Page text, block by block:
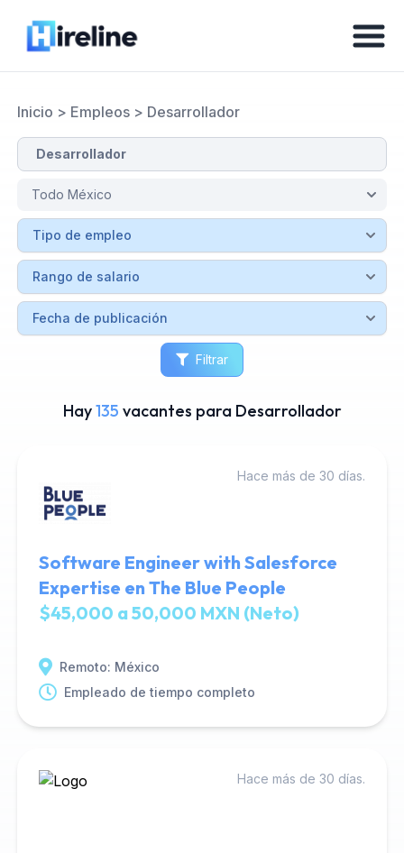
Inicio > Empleos> Desarrollador
Filtrar
Hay135 vacantes para Desarrollador
Hace más de 30 días.
Software Engineer with Salesforce
Expertise en The Blue People
$45,000 a 50,000 MXN (Neto)
Remoto: México
Empleado de tiempo completo
Hace más de 30 días.